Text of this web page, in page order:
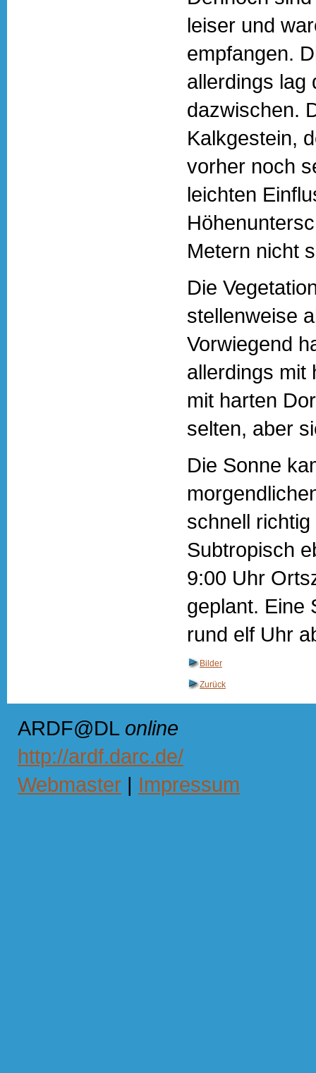
leiser und
empfangen.
allerdings lag
dazwischen.
Kalkgestein,
vorher noch
leichten
Metern nicht
Die
stellenweise
Vorwiegend
allerdings mit
mit harten
selten, aber
Die Sonne
schnell
Subtropisch
9:00 Uhr
geplant. Eine
rund elf Uhr
Bilder
Zurück
ARDF@DL online
http://ardf.darc.de/
Webmaster| Impressum